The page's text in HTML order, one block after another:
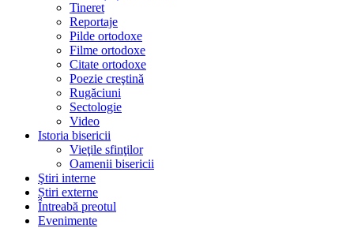
Tineret
Reportaje
Pilde ortodoxe
Filme ortodoxe
Citate ortodoxe
Poezie creştină
Rugăciuni
Sectologie
Video
Istoria bisericii
Vieţile sfinţilor
Oamenii bisericii
Ştiri interne
Știri externe
Întreabă preotul
Evenimente